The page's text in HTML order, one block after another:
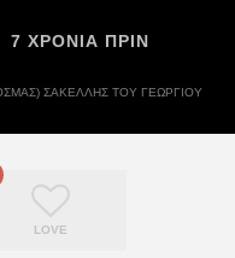
ΣΑΚΕΛΛΗΣ ΤΟΥ ΓΕΩΡΓΙΟΥ
7 ΧΡΌΝΙΑ ΠΡΙΝ
LOVE